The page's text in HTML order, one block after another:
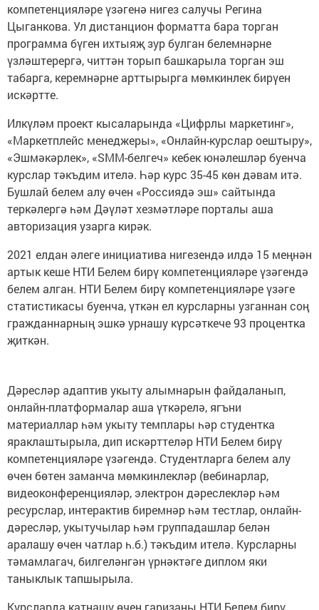
компетенцияләре үзәгенә нигез салучы Регина
Цыганкова. Ул дистанцион форматта бара торган
программа бүген ихтыяҗ зур булган белемнәрне
үзләштерергә, читтән торып башкарыла торган эш
табарга, керемнәрне арттырырга мөмкинлек бирүен
искәртте.
Илкүләм проект кысаларында «Цифрлы маркетинг»,
«Маркетплейс менеджеры», «Онлайн-курслар оештыру»,
«Эшмәкәрлек», «SМM-белгеч» кебек юнәлешләр буенча
курслар тәкъдим ителә. Һәр курс 35-45 көн дәвам итә.
Бушлай белем алу өчен «Россиядә эш» сайтында
теркәлергә һәм Дәүләт хезмәтләре порталы аша
авторизация узарга кирәк.
2021 елдан әлеге инициатива нигезендә илдә 15 меңнән
артык кеше НТИ Белем бирү компетенцияләре үзәгендә
белем алган. НТИ Белем бирү компетенцияләре үзәге
статистикасы буенча, үткән ел курсларны узганнан соң
гражданнарның эшкә урнашу күрсәткече 93 процентка
җиткән.
Дәресләр адаптив укыту алымнарын файдаланып,
онлайн-платформалар аша үткәрелә, ягъни
материаллар һәм укыту темплары һәр студентка
яраклаштырыла, дип искәрттеләр НТИ Белем бирү
компетенцияләре үзәгендә. Студентларга белем алу
өчен бөтен заманча мөмкинлекләр (вебинарлар,
видеоконференцияләр, электрон дәреслекләр һәм
ресурслар, интерактив биремнәр һәм тестлар, онлайн-
дәресләр, укытучылар һәм группадашлар белән
аралашу өчен чатлар һ.б.) тәкъдим ителә. Курсларны
тәмамлагач, билгеләнгән үрнәктәге диплом яки
таныклык тапшырыла.
Курсларда катнашу өчен гаризаны НТИ Белем бирү